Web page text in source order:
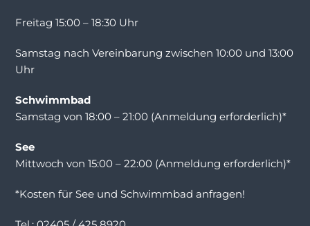
Freitag 15:00 – 18:30 Uhr
Samstag nach Vereinbarung zwischen 10:00 und 13:00
Uhr
Schwimmbad
Samstag von 18:00 – 21:00 (Anmeldung erforderlich)*
See
Mittwoch von 15:00 – 22:00 (Anmeldung erforderlich)*
*Kosten für See und Schwimmbad anfragen!